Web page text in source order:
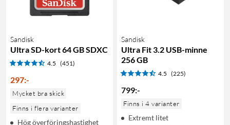
Sandisk
Ultra SD-kort 64 GB SDXC
4.5 (451)
297:-
Mycket bra skick
Finns i flera varianter
Hög överföringshastighet
Sandisk
Ultra Fit 3.2 USB-minne
256 GB
4.5 (225)
799:-
Finns i 4 varianter
Extremt litet